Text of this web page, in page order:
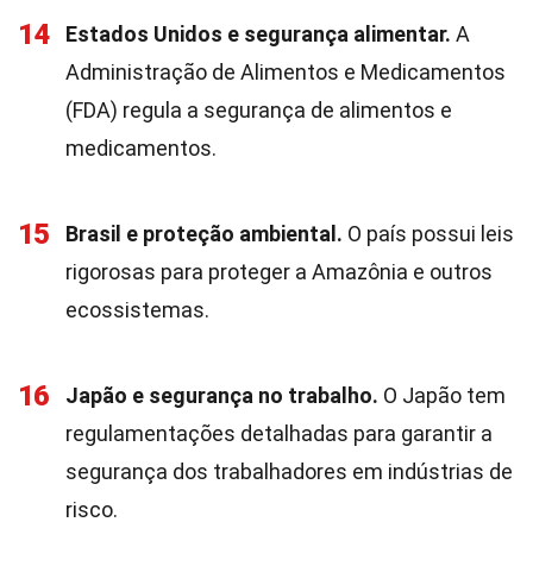
14 Estados Unidos e segurança alimentar. A
Administração de Alimentos e Medicamentos
(FDA) regula a segurança de alimentos e
medicamentos.
15 Brasil e proteção ambiental. O país possui leis
rigorosas para proteger a Amazônia e outros
ecossistemas.
16 Japão e segurança no trabalho. O Japão tem
regulamentações detalhadas para garantir a
segurança dos trabalhadores em indústrias de
risco.